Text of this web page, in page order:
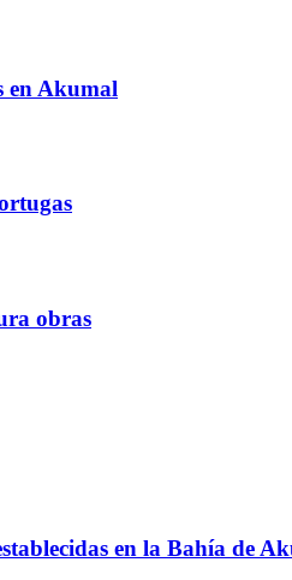
en Akumal
obras
en la Bahía de